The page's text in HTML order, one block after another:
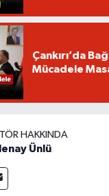
Çankırı’da
Mücadele
HAKKINDA
Ünlü